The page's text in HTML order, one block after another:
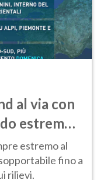
al via con
estremo
estremo al
fino a
rilievi.